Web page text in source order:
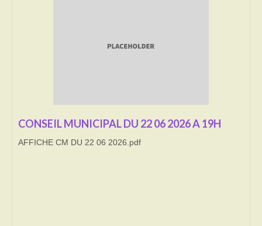
LE BRULAGE DES VEGETAUX
DECHETS VERTS
CONSEIL MUNICIPAL DU 22 06 2026 A 19H
AFFICHE CM DU 22 06 2026.pdf